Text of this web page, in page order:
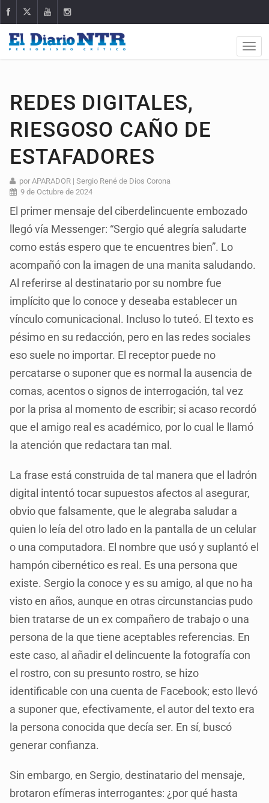
REDES DIGITALES,
RIESGOSO CAÑO DE
ESTAFADORES
por APARADOR | Sergio René de Dios Corona
9 de Octubre de 2024
El primer mensaje del ciberdelincuente embozado
llegó vía Messenger: “Sergio qué alegría saludarte
como estás espero que te encuentres bien”. Lo
acompañó con la imagen de una manita saludando.
Al referirse al destinatario por su nombre fue
implícito que lo conoce y deseaba establecer un
vínculo comunicacional. Incluso lo tuteó. El texto es
pésimo en su redacción, pero en las redes sociales
eso suele no importar. El receptor puede no
percatarse o suponer que es normal la ausencia de
comas, acentos o signos de interrogación, tal vez
por la prisa al momento de escribir; si acaso recordó
que el amigo real es académico, por lo cual le llamó
la atención que redactara tan mal.
La frase está construida de tal manera que el ladrón
digital intentó tocar supuestos afectos al asegurar,
obvio que falsamente, que le alegraba saludar a
quien lo leía del otro lado en la pantalla de un celular
o una computadora. El nombre que usó y suplantó el
hampón cibernético es real. Es una persona que
existe. Sergio la conoce y es su amigo, al que no ha
visto en años, aunque en otras circunstancias pudo
bien tratarse de un ex compañero de trabajo o una
persona de la que tiene aceptables referencias. En
este caso, al añadir el delincuente la fotografía con
el rostro, con su presunto rostro, se hizo
identificable con una cuenta de Facebook; esto llevó
a suponer que, efectivamente, el autor del texto era
la persona conocida que decía ser. En sí, buscó
generar confianza.
Sin embargo, en Sergio, destinatario del mensaje,
brotaron efímeras interrogantes: ¿por qué hasta